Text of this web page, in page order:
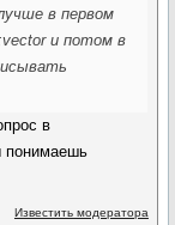
в первом
и потом в
в
понимаешь
Известить модератора